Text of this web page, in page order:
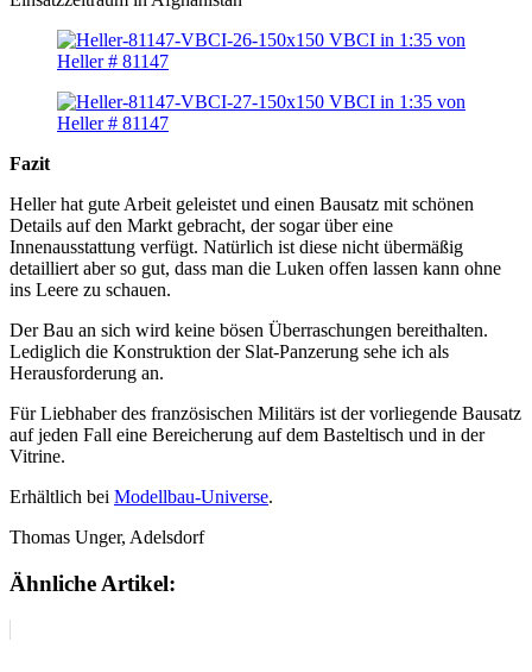
Fazit
Heller hat gute Arbeit geleistet und einen Bausatz mit schönen
Details auf den Markt gebracht, der sogar über eine
Innenausstattung verfügt. Natürlich ist diese nicht übermäßig
detailliert aber so gut, dass man die Luken offen lassen kann ohne
ins Leere zu schauen.
Der Bau an sich wird keine bösen Überraschungen bereithalten.
Lediglich die Konstruktion der Slat-Panzerung sehe ich als
Herausforderung an.
Für Liebhaber des französischen Militärs ist der vorliegende Bausatz
auf jeden Fall eine Bereicherung auf dem Basteltisch und in der
Vitrine.
Erhältlich bei Modellbau-Universe.
Thomas Unger, Adelsdorf
Ähnliche Artikel: